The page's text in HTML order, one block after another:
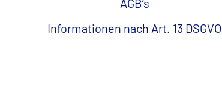
Informationen nach Art. 13 DSGVO